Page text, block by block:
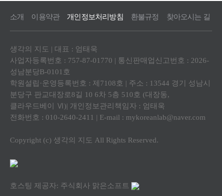
소개 이용약관 개인정보처리방침 환불규정 찾아오시는 길
생각의 지도 | 대표 : 엄태욱
사업자등록번호 : 757-87-01770 | 통신판매업신고번호 : 2026-
성남분당B-0101호
학원설립·운영등록번호 : 제7108호 | 주소 : 13544 경기 성남시
분당구 판교대장로8길 10 6차 5층 510호 (대장동,
클라우드베이 Ⅵ)| 개인정보관리책임자 : 엄태욱
전화번호 : 010-2640-2411 | E-mail : mykoreanlab@naver.com
Copyright (c) 생각의 지도 All Rights Reserved.
호스팅 제공자: 주식회사 맑은소프트